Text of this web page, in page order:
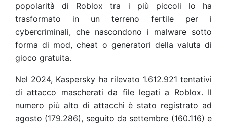
popolarità di Roblox tra i più piccoli lo ha
trasformato in un terreno fertile per i
cybercriminali, che nascondono i malware sotto
forma di mod, cheat o generatori della valuta di
gioco gratuita.
Nel 2024, Kaspersky ha rilevato 1.612.921 tentativi
di attacco mascherati da file legati a Roblox. Il
numero più alto di attacchi è stato registrato ad
agosto (179.286), seguito da settembre (160.116) e